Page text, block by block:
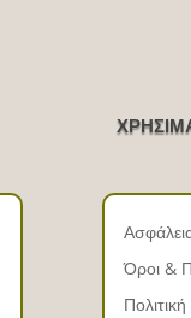
Όροι &